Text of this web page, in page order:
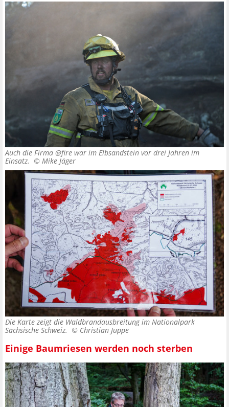
Auch die Firma @fire war im Elbsandstein vor drei Jahren im
Einsatz. © Mike Jäger
Die Karte zeigt die Waldbrandausbreitung im Nationalpark
Sächsische Schweiz. © Christian Juppe
Einige Baumriesen werden noch sterben